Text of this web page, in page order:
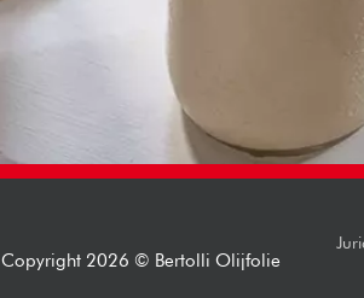
Copyright 2026 © Bertolli Olijfolie